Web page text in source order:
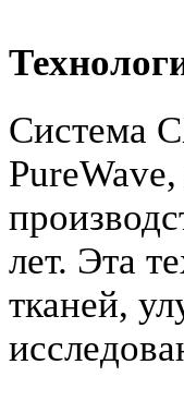
Система
лет. Эта
тканей,